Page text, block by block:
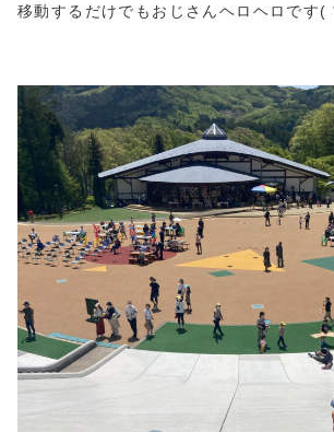
移動するだけでもおじさんヘロヘロです(